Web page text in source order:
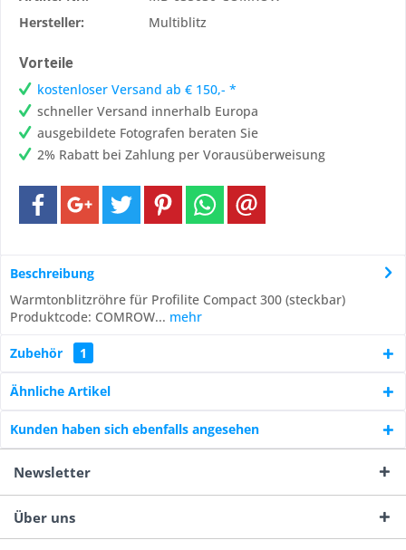
Hersteller:
Multiblitz
Vorteile
kostenloser Versand ab € 150,- *
schneller Versand innerhalb Europa
ausgebildete Fotografen beraten Sie
2% Rabatt bei Zahlung per Vorausüberweisung
Beschreibung
Warmtonblitzröhre für Profilite Compact 300 (steckbar)
Produktcode: COMROW... mehr
Zubehör 1
Ähnliche Artikel
Kunden haben sich ebenfalls angesehen
Newsletter
Über uns